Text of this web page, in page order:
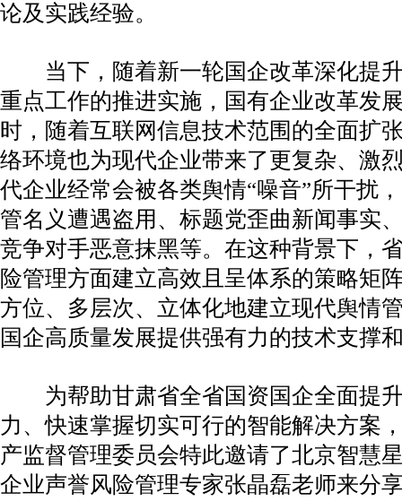
论及实践经验。
当下，随着新一轮国企改革深化提升
重点工作的推进实施，国有企业改革发
时，随着互联网信息技术范围的全面扩
络环境也为现代企业带来了更复杂、激
代企业经常会被各类舆情“噪音”所干扰
管名义遭遇盗用、标题党歪曲新闻事实
竞争对手恶意抹黑等。在这种背景下，
险管理方面建立高效且呈体系的策略矩
方位、多层次、立体化地建立现代舆情
国企高质量发展提供强有力的技术支撑
为帮助甘肃省全省国资国企全面提升
力、快速掌握切实可行的智能解决方案
产监督管理委员会特此邀请了北京智慧
企业声誉风险管理专家张晶磊老师来分